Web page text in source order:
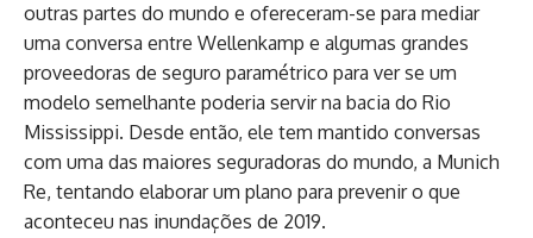
outras partes do mundo e ofereceram-se para mediar
uma conversa entre Wellenkamp e algumas grandes
proveedoras de seguro paramétrico para ver se um
modelo semelhante poderia servir na bacia do Rio
Mississippi. Desde então, ele tem mantido conversas
com uma das maiores seguradoras do mundo, a Munich
Re, tentando elaborar um plano para prevenir o que
aconteceu nas inundações de 2019.